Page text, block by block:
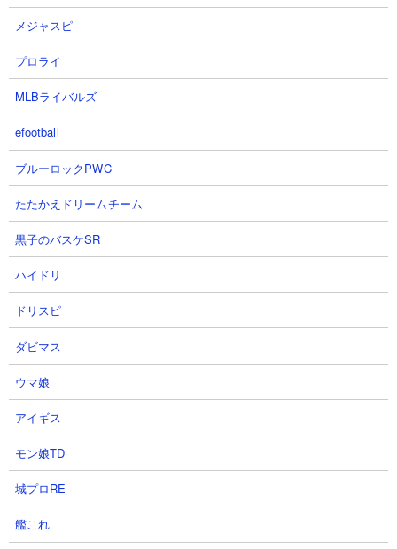
というなんとも意外な組み合わせ。ワルプルギスの鈍足効果を無
効化できるよう本能を極めておく必要がありますが、これに加え
砲を被せるという工夫を入れて前線を守り、20分（スピードアッ
プ使用）にも渡る攻防の末見事勝利しています。
５．ワルプルギスの夜 舞台装置の魔女 XX周目 ム
ートとゴロにゃーんの無課金2種攻略
【出撃メンバー】
メジャスピ
プロライ
MLBライバルズ
efootball
ブルーロックPWC
たたかえドリームチーム
黒子のバスケSR
ハイドリ
ドリスピ
ダビマス
ウマ娘
アイギス
モン娘TD
城プロRE
艦これ